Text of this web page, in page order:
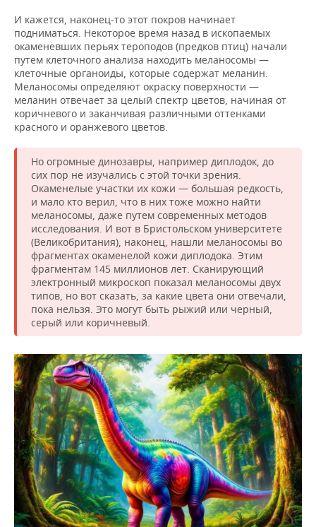
И кажется, наконец-то этот покров начинает
подниматься. Некоторое время назад в ископаемых
окаменевших перьях тероподов (предков птиц) начали
путем клеточного анализа находить меланосомы —
клеточные органоиды, которые содержат меланин.
Меланосомы определяют окраску поверхности —
меланин отвечает за целый спектр цветов, начиная от
коричневого и заканчивая различными оттенками
красного и оранжевого цветов.
Но огромные динозавры, например диплодок, до
сих пор не изучались с этой точки зрения.
Окаменелые участки их кожи — большая редкость,
и мало кто верил, что в них тоже можно найти
меланосомы, даже путем современных методов
исследования. И вот в Бристольском университете
(Великобритания), наконец, нашли меланосомы во
фрагментах окаменелой кожи диплодока. Этим
фрагментам 145 миллионов лет. Сканирующий
электронный микроскоп показал меланосомы двух
типов, но вот сказать, за какие цвета они отвечали,
пока нельзя. Это могут быть рыжий или черный,
серый или коричневый.